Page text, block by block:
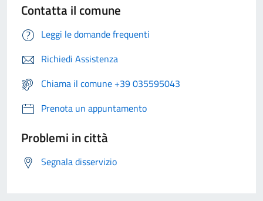
Contatta il comune
Leggi le domande frequenti
Richiedi Assistenza
Chiama il comune +39 035595043
Prenota un appuntamento
Problemi in città
Segnala disservizio